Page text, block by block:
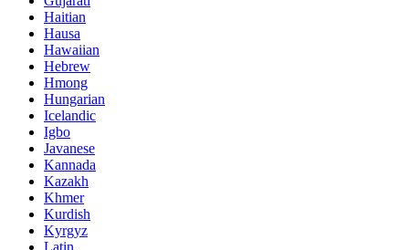
Haitian
Hausa
Hawaiian
Hebrew
Hmong
Hungarian
Icelandic
Igbo
Javanese
Kannada
Kazakh
Khmer
Kurdish
Kyrgyz
Latin